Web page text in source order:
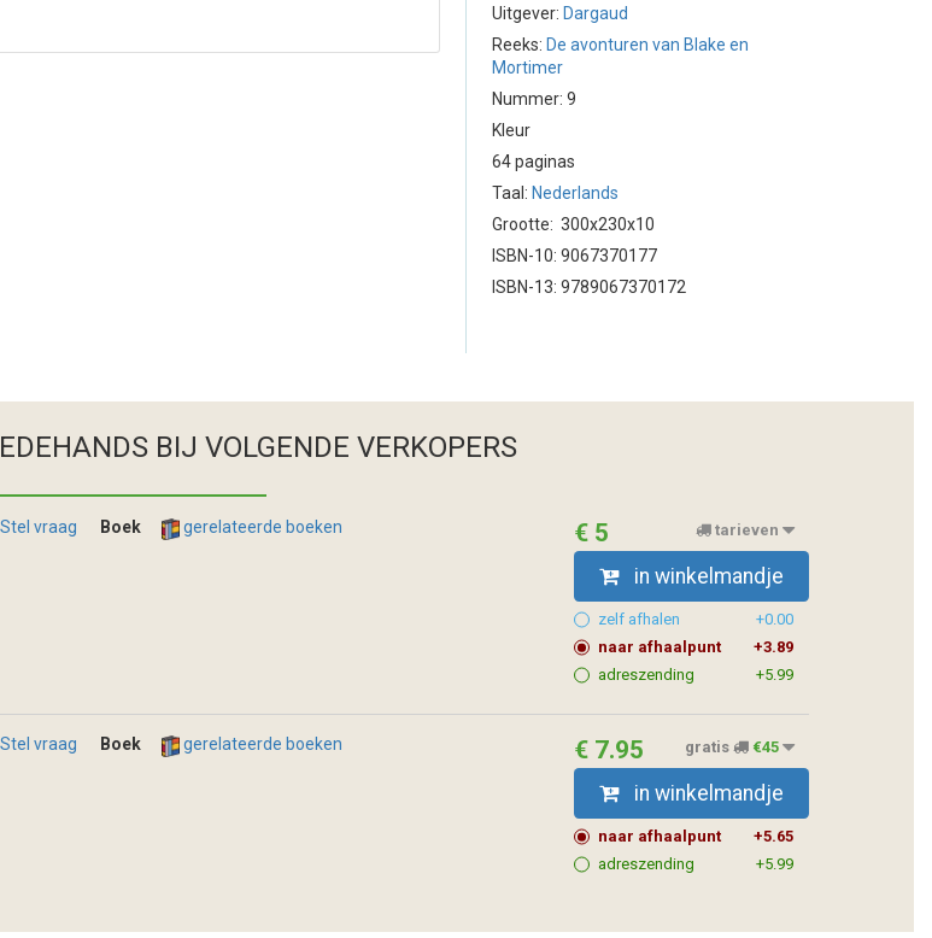
Uitgever: Dargaud
Reeks: De avonturen van Blake en
Mortimer
Nummer: 9
Kleur
64 paginas
Taal: Nederlands
Grootte: 300x230x10
ISBN-10: 9067370177
ISBN-13: 9789067370172
BIJ VOLGENDE VERKOPERS
Stel vraag Boek gerelateerde boeken € 5 tarieven
in winkelmandje
zelf afhalen
+0.00
naar afhaalpunt
+3.89
adreszending
+5.99
Stel vraag Boek gerelateerde boeken € 7.95 gratis €45
in winkelmandje
naar afhaalpunt
+5.65
adreszending
+5.99